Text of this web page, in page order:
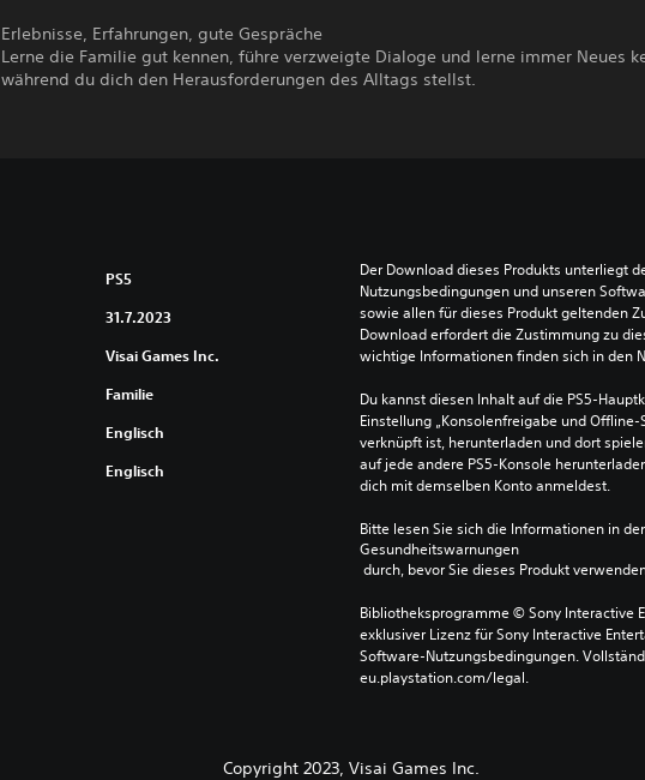
Erlebnisse, Erfahrungen, gute Gespräche
Lerne die Familie gut kennen, führe verzweigte Dialoge und lerne immer Neues
während du dich den Herausforderungen des Alltags stellst.
PS5
31.7.2023
Visai Games Inc.
Familie
Englisch
Englisch
Der Download dieses Produkts unterliegt
Nutzungsbedingungen und unseren
sowie allen für dieses Produkt geltenden
Download erfordert die Zustimmung zu
wichtige Informationen finden sich in den
Du kannst diesen Inhalt auf die PS5-
Einstellung „Konsolenfreigabe und
verknüpft ist, herunterladen und dort
auf jede andere PS5-Konsole
dich mit demselben Konto anmeldest.
Bitte lesen Sie sich die Informationen in
Gesundheitswarnungen
durch, bevor Sie dieses Produkt
Bibliotheksprogramme © Sony Interactive
exklusiver Lizenz für Sony Interactive
Software-Nutzungsbedingungen.
eu.playstation.com/legal.
Copyright 2023, Visai Games Inc.